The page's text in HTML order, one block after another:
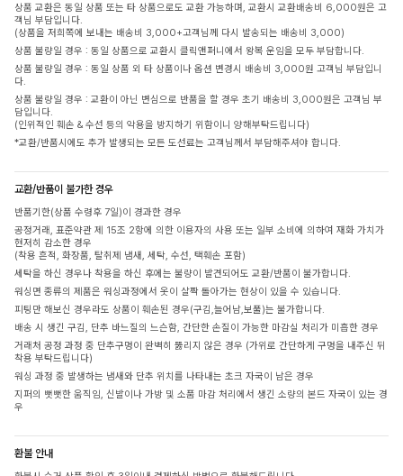
상품 교환은 동일 상품 또는 타 상품으로도 교환 가능하며, 교환시 교환배송비 6,000원은 고
객님 부담입니다.
(상품을 저희쪽에 보내는 배송비 3,000+고객님께 다시 발송되는 배송비 3,000)
상품 불량일 경우 : 동일 상품으로 교환시 클릭앤퍼니에서 왕복 운임을 모두 부담합니다.
상품 불량일 경우 : 동일 상품 외 타 상품이나 옵션 변경시 배송비 3,000원 고객님 부담입니
다.
상품 불량일 경우 : 교환이 아닌 변심으로 반품을 할 경우 초기 배송비 3,000원은 고객님 부
담입니다.
(인위적인 훼손 & 수선 등의 악용을 방지하기 위함이니 양해부탁드립니다)
*교환/반품시에도 추가 발생되는 모든 도선료는 고객님께서 부담해주셔야 합니다.
교환/반품이 불가한 경우
반품기한(상품 수령후 7일)이 경과한 경우
공정거래, 표준약관 제 15조 2항에 의한 이용자의 사용 또는 일부 소비에 의하여 재화 가치가
현저히 감소한 경우
(착용 흔적, 화장품, 탈취제 냄새, 세탁, 수선, 택훼손 포함)
세탁을 하신 경우나 착용을 하신 후에는 불량이 발견되어도 교환/반품이 불가합니다.
워싱면 종류의 제품은 워싱과정에서 옷이 살짝 돌아가는 현상이 있을 수 있습니다.
피팅만 해보신 경우라도 상품이 훼손된 경우(구김,늘어남,보풀)는 불가합니다.
배송 시 생긴 구김, 단추 바느질의 느슨함, 간단한 손질이 가능한 마감실 처리가 미흡한 경우
거래처 공정 과정 중 단추구멍이 완벽히 뚫리지 않은 경우 (가위로 간단하게 구멍을 내주신 뒤
착용 부탁드립니다)
워싱 과정 중 발생하는 냄새와 단추 위치를 나타내는 초크 자국이 남은 경우
지퍼의 뻣뻣한 움직임, 신발이나 가방 및 소품 마감 처리에서 생긴 소량의 본드 자국이 있는 경
우
환불 안내